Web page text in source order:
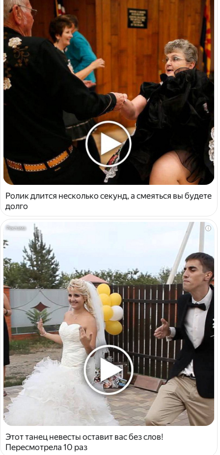
Ролик длится несколько секунд, а смеяться вы будете
долго
i
Этот танец невесты оставит вас без слов!
Пересмотрела 10 раз